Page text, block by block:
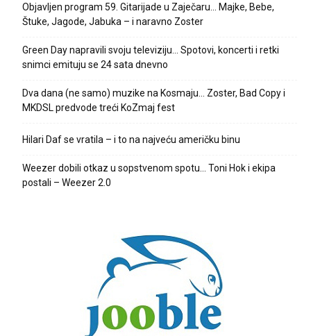
Objavljen program 59. Gitarijade u Zaječaru… Majke, Bebe,
Štuke, Jagode, Jabuka – i naravno Zoster
Green Day napravili svoju televiziju… Spotovi, koncerti i retki
snimci emituju se 24 sata dnevno
Dva dana (ne samo) muzike na Kosmaju… Zoster, Bad Copy i
MKDSL predvode treći KoZmaj fest
Hilari Daf se vratila – i to na najveću američku binu
Weezer dobili otkaz u sopstvenom spotu… Toni Hok i ekipa
postali – Weezer 2.0